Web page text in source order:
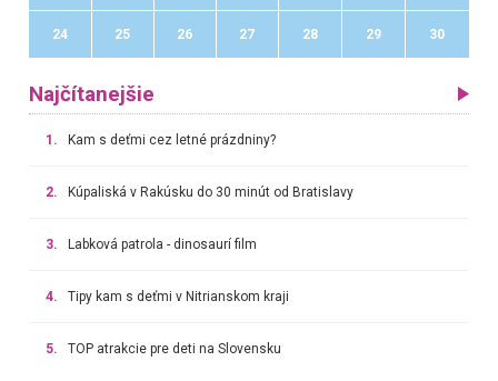
24 25 26 27 28 29 30
Najčítanejšie
1. Kam s deťmi cez letné prázdniny?
2. Kúpaliská v Rakúsku do 30 minút od Bratislavy
3. Labková patrola - dinosaurí film
4. Tipy kam s deťmi v Nitrianskom kraji
5. TOP atrakcie pre deti na Slovensku